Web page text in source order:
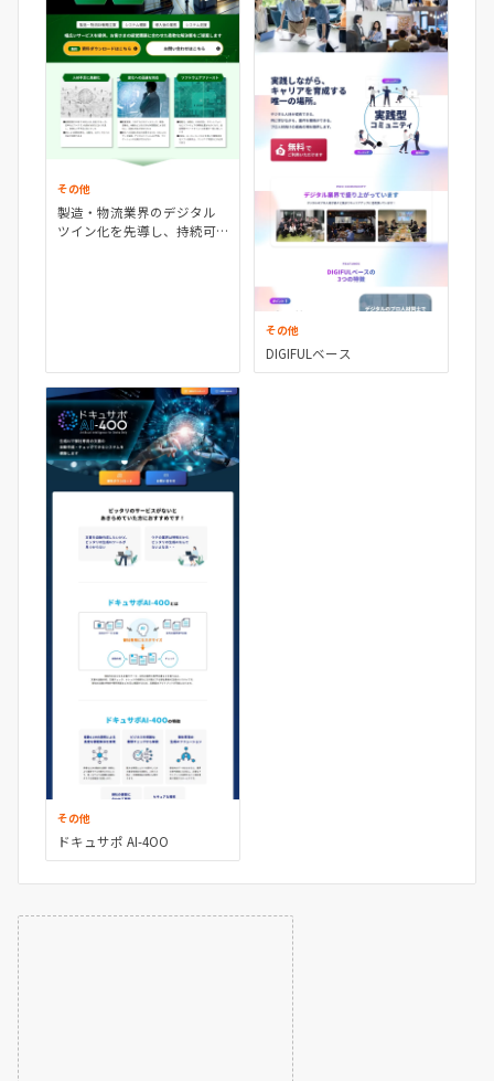
その他
製造・物流業界のデジタル
ツイン化を先導し、持続可
その他
DIGIFULベース
その他
ドキュサポ AI-4OO